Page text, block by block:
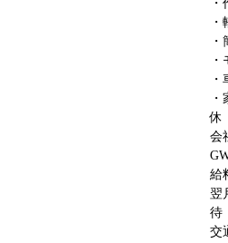
休
会
給
翌
交